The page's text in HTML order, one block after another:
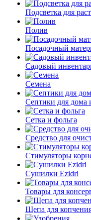
Подсветка для
Полив
Посадочный
Садовый
Семена
Септики для дома
Сетка и фольга
Средство для
Стимуляторы
Сушилки Ezidri
Товары для
Щепа для